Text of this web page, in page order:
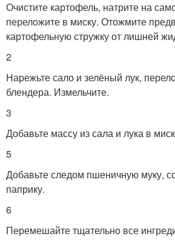
Очистите картофель, натрите на
переложите в миску. Отожмите
картофельную стружку от лишней
2
Нарежьте сало и зелёный лук,
блендера. Измельчите.
3
Добавьте массу из сала и лука в
5
Добавьте следом пшеничную муку,
паприку.
6
Перемешайте тщательно все